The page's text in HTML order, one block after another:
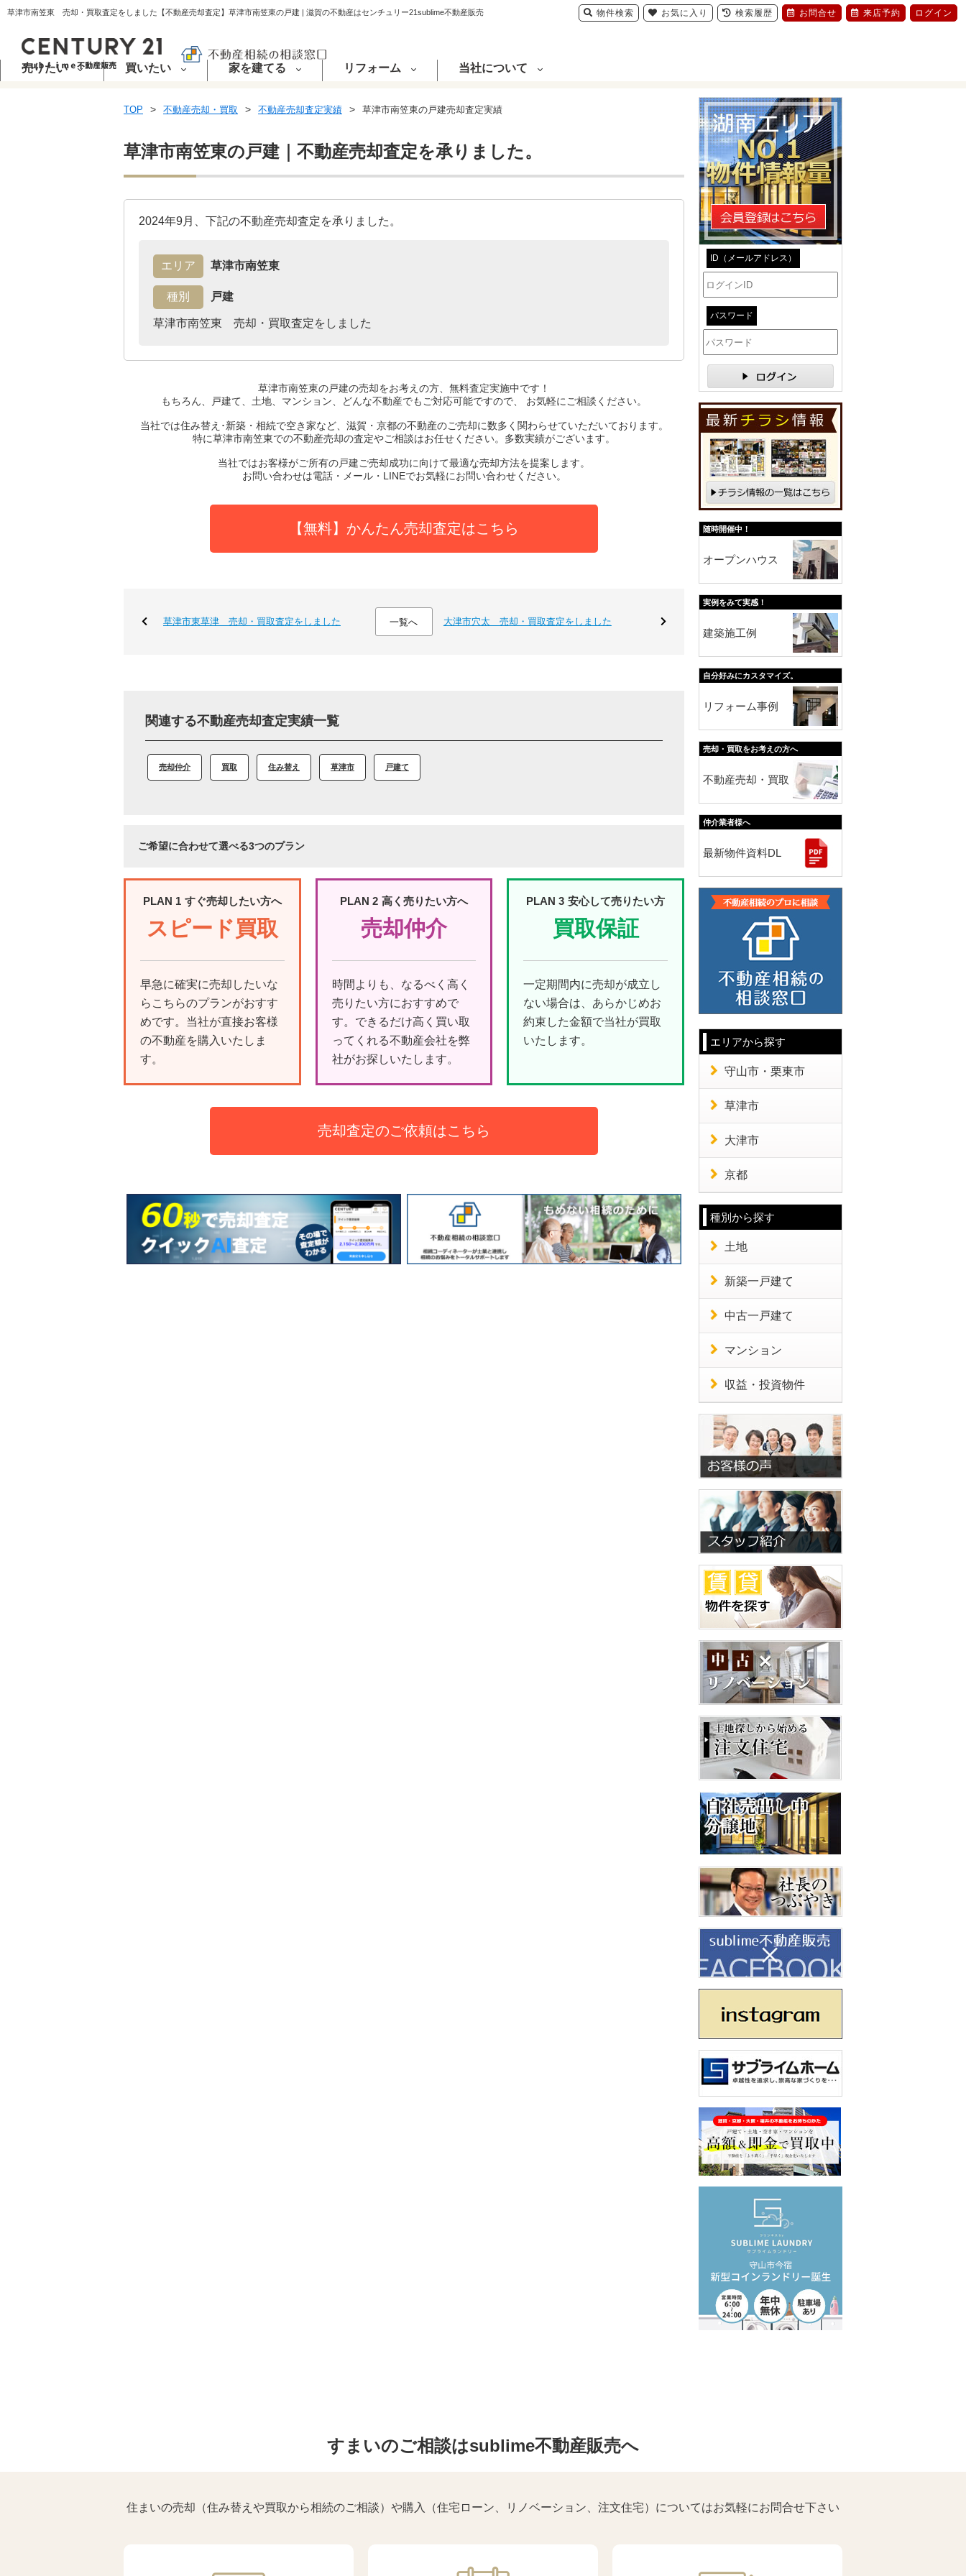
草津市南笠東 売却・買取査定をしました【不動産売却査定】草津市南笠東の戸建 | 滋賀の不動産はセンチュリー21sublime不動産販売
売りたい 買いたい 家を建てる リフォーム 当社について
TOP 不動産売却・買取 不動産売却査定実績 草津市南笠東の戸建売却査定実績
草津市南笠東の戸建｜不動産売却査定を承りました。
2024年9月、下記の不動産売却査定を承りました。
エリア 草津市南笠東
種別 戸建
草津市南笠東 売却・買取査定をしました
草津市南笠東の戸建の売却をお考えの方、無料査定実施中です！
もちろん、戸建て、土地、マンション、どんな不動産でもご対応可能ですので、 お気軽にご相談ください。
当社では住み替え･新築・相続で空き家など、滋賀・京都の不動産のご売却に数多く関わらせていただいております。
特に草津市南笠東での不動産売却の査定やご相談はお任せください。多数実績がございます。
当社ではお客様がご所有の戸建ご売却成功に向けて最適な売却方法を提案します。
お問い合わせは電話・メール・LINEでお気軽にお問い合わせください。
【無料】かんたん売却査定はこちら
草津市東草津 売却・買取査定をしました 一覧へ 大津市穴太 売却・買取査定をしました
関連する不動産売却査定実績一覧
売却仲介 買取 住み替え 草津市 戸建て
ご希望に合わせて選べる3つのプラン
PLAN 1 すぐ売却したい方へ
スピード買取
早急に確実に売却したいな
らこちらのプランがおすす
めです。当社が直接お客様
の不動産を購入いたしま
す。
PLAN 2 高く売りたい方へ
売却仲介
時間よりも、なるべく高く
売りたい方におすすめで
す。できるだけ高く買い取
ってくれる不動産会社を弊
社がお探しいたします。
PLAN 3 安心して売りたい方
買取保証
一定期間内に売却が成立し
ない場合は、あらかじめお
約束した金額で当社が買取
いたします。
売却査定のご依頼はこちら
ID（メールアドレス）
パスワード
随時開催中！
オープンハウス
実例をみて実感！
建築施工例
自分好みにカスタマイズ。
リフォーム事例
売却・買取をお考えの方へ
不動産売却・買取
仲介業者様へ
最新物件資料DL
エリアから探す
守山市・栗東市
草津市
大津市
京都
種別から探す
土地
新築一戸建て
中古一戸建て
マンション
収益・投資物件
すまいのご相談はsublime不動産販売へ
住まいの売却（住み替えや買取から相続のご相談）や購入（住宅ローン、リノベーション、注文住宅）についてはお気軽にお問合せ下さい
物件検索 お気に入り 検索履歴 お問合せ 来店予約 ログイン